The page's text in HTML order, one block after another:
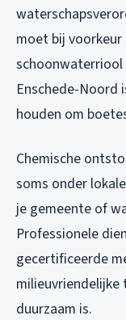
moet bij
schoonwaterriool
Enschede-Noord
houden om
Chemische
soms onder
je gemeente of
Professionele
gecertificeerde
milieuvriendelijke
duurzaam is.